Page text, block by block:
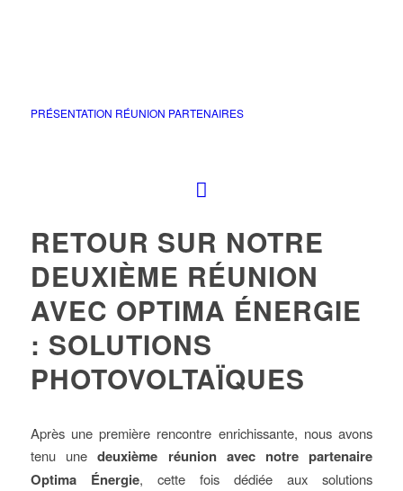
PRÉSENTATION RÉUNION PARTENAIRES
RETOUR SUR NOTRE
DEUXIÈME RÉUNION
AVEC OPTIMA ÉNERGIE
: SOLUTIONS
PHOTOVOLTAÏQUES
Après une première rencontre enrichissante, nous avons
tenu unedeuxième réunion avec notre partenaire
Optima Énergie, cette fois dédiée aux solutions